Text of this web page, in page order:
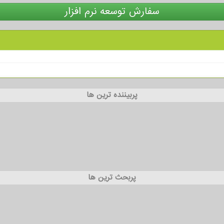
سفارش توسعه نرم افزار
پربیننده ترین ها
پربحث ترین ها